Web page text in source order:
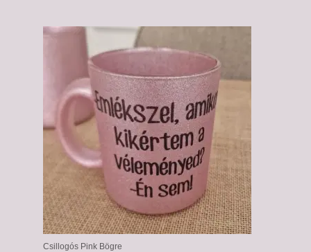
Csillogós Pink Bögre
6,000 Ft
6,500 Ft